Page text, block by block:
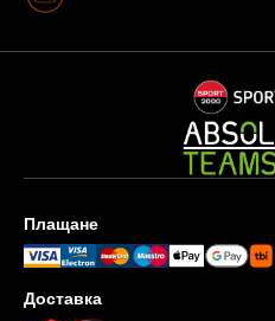
Плащане
Доставка